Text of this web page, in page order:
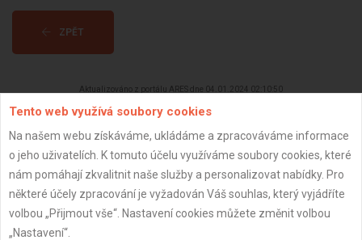
ZPĚT
Aktualizováno z portálu ARES dne 04.01.2024 02:10:50
Důležité informace
Naše firmy a řemeslníci
Tento web využívá soubory cookies
Na našem webu získáváme, ukládáme a zpracováváme informace
o jeho uživatelích. K tomuto účelu využíváme soubory cookies, které
nám pomáhají zkvalitnit naše služby a personalizovat nabídky. Pro
některé účely zpracování je vyžadován Váš souhlas, který vyjádříte
volbou „Přijmout vše“. Nastavení cookies můžete změnit volbou
„Nastavení“.